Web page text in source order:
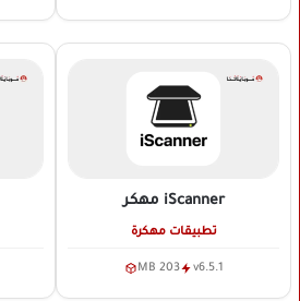
iScanner مهكر
تطبيقات مهكرة
v6.5.1
203 MB